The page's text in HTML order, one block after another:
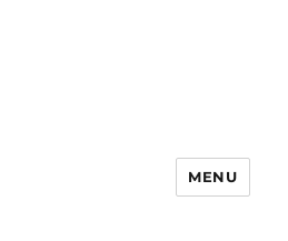
MENU